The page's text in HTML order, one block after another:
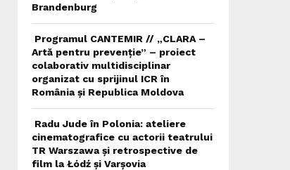
Brandenburg
Programul CANTEMIR // „CLARA –
Artă pentru prevenție” – proiect
colaborativ multidisciplinar
organizat cu sprijinul ICR în
România și Republica Moldova
Radu Jude în Polonia: ateliere
cinematografice cu actorii teatrului
TR Warszawa și retrospective de
film la Łódź și Varșovia